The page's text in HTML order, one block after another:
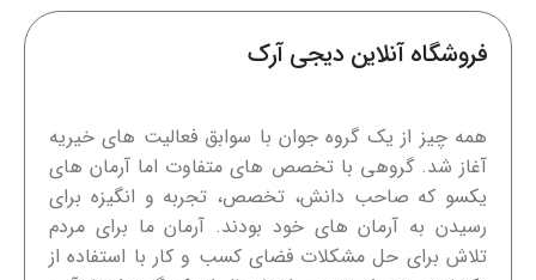
فروشگاه آنلاین دیجی آرک
همه چیز از یک گروه جوان با سوابق فعالیت های خیریه
آغاز شد. گروهی با تخصص های متفاوت اما آرمان های
یکسو که صاحب دانش، تخصص، تجربه و انگیزه برای
رسیدن به آرمان های خود بودند. آرمان ما برای مردم
تلاش برای حل مشکلات فضای کسب و کار با استفاده از